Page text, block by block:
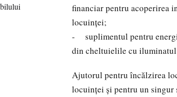
financiar pentru acoperirea
locuinței;
- suplimentul pentru
din cheltuielile cu
Ajutorul pentru încălzirea
locuinței și pentru un singur